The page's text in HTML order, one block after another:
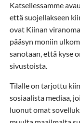
Katsellessamme
että suojellakseen
ovat Kiinan
pääsyn moniin
sanotaan, että kyse
sivustoista.
Tilalle on tarjottu
sosiaalista mediaa,
luonut omat